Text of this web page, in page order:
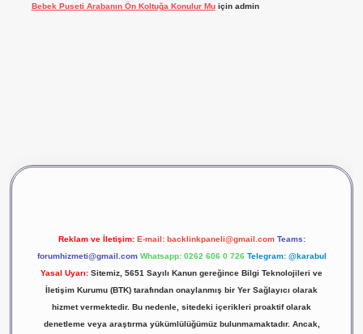
Bebek Puseti Arabanın Ön Koltuğa Konulur Muiçin admin
Reklam ve İletişim: E-mail: backlinkpaneli@gmail.com Teams:
forumhizmeti@gmail.com Whatsapp: 0262 606 0 726 Telegram: @karabul
Yasal Uyarı: Sitemiz, 5651 Sayılı Kanun gereğince Bilgi Teknolojileri ve
İletişim Kurumu (BTK) tarafından onaylanmış bir Yer Sağlayıcı olarak
hizmet vermektedir. Bu nedenle, sitedeki içerikleri proaktif olarak
denetleme veya araştırma yükümlülüğümüz bulunmamaktadır. Ancak,